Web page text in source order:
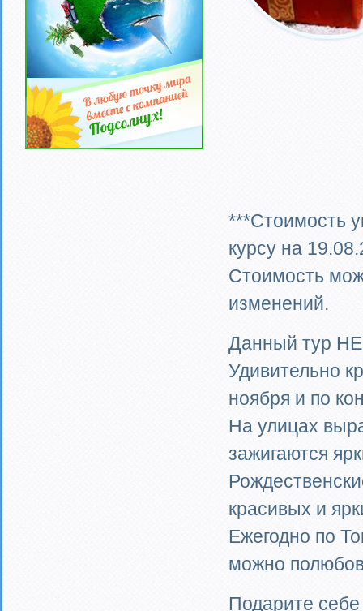
***Стоимость
курсу на
Стоимость
изменений.
Данный тур НЕ
Удивительно
ноября и по
На улицах
зажигаются
красивых и
Ежегодно по
можно
Подарите